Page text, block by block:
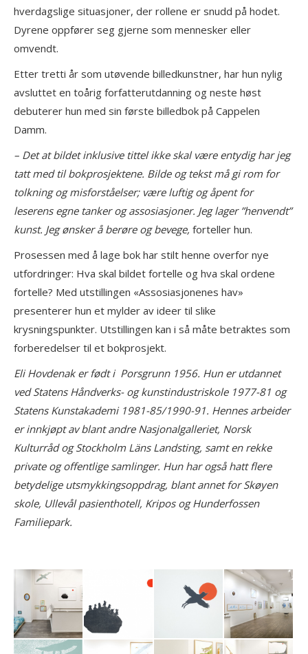
hverdagslige situasjoner, der rollene er snudd på hodet.
Dyrene oppfører seg gjerne som mennesker eller
omvendt.
Etter tretti år som utøvende billedkunstner, har hun nylig
avsluttet en toårig forfatterutdanning og neste høst
debuterer hun med sin første billedbok på Cappelen
Damm.
– Det at bildet inklusive tittel ikke skal være entydig har jeg
tatt med til bokprosjektene. Bilde og tekst må gi rom for
tolkning og misforståelser; være luftig og åpent for
leserens egne tanker og assosiasjoner. Jeg lager ”henvendt”
kunst. Jeg ønsker å berøre og bevege, forteller hun.
Prosessen med å lage bok har stilt henne overfor nye
utfordringer: Hva skal bildet fortelle og hva skal ordene
fortelle? Med utstillingen «Assosiasjonenes hav»
presenterer hun et mylder av ideer til slike
krysningspunkter. Utstillingen kan i så måte betraktes som
forberedelser til et bokprosjekt.
Eli Hovdenak er født i Porsgrunn 1956. Hun er utdannet
ved Statens Håndverks- og kunstindustriskole 1977-81 og
Statens Kunstakademi 1981-85/1990-91. Hennes arbeider
er innkjøpt av blant andre Nasjonalgalleriet, Norsk
Kulturråd og Stockholm Läns Landsting, samt en rekke
private og offentlige samlinger. Hun har også hatt flere
betydelige utsmykkingsoppdrag, blant annet for Skøyen
skole, Ullevål pasienthotell, Kripos og Hunderfossen
Familiepark.